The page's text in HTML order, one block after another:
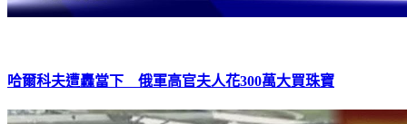
哈爾科夫遭轟當下 俄軍高官夫人花300萬大買珠寶